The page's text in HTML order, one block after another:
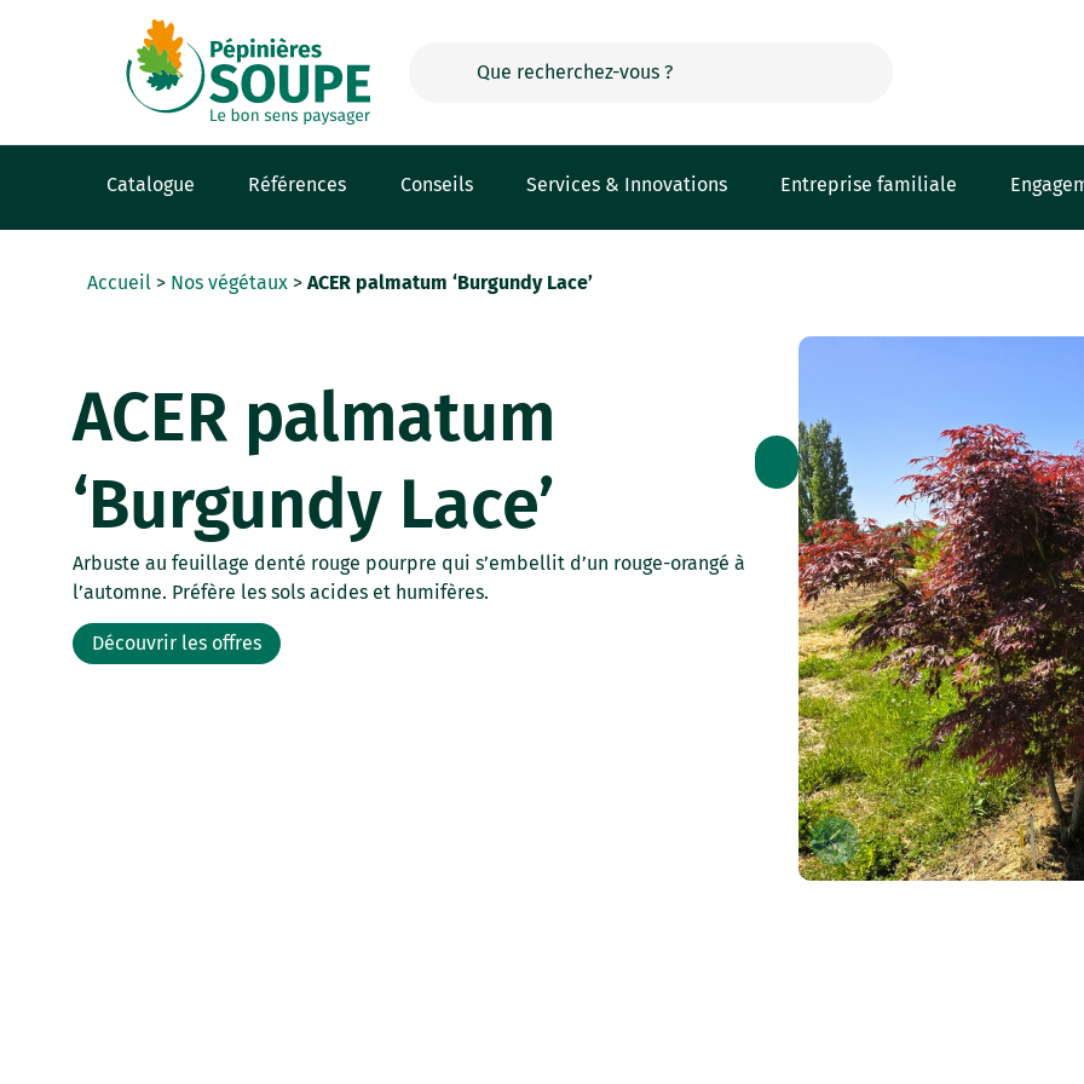
Catalogue Références Conseils Services & Innovations Entreprise familiale
Accueil > Nos végétaux >ACER palmatum ‘Burgundy Lace’
ACER palmatum
‘Burgundy Lace’
Arbuste au feuillage denté rouge pourpre qui s’embellit d’un rouge-orangé à
l’automne. Préfère les sols acides et humifères.
Découvrir les offres